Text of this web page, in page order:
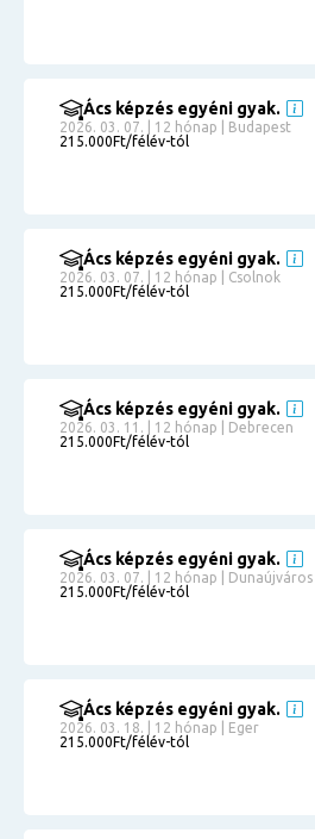
Ács képzés egyéni gyak.
2026. 03. 07. | 12 hónap | Budapest
215.000Ft/félév-tól
Ács képzés egyéni gyak.
2026. 03. 07. | 12 hónap | Csolnok
215.000Ft/félév-tól
Ács képzés egyéni gyak.
2026. 03. 11. | 12 hónap | Debrecen
215.000Ft/félév-tól
Ács képzés egyéni gyak.
2026. 03. 07. | 12 hónap | Dunaújváros
215.000Ft/félév-tól
Ács képzés egyéni gyak.
2026. 03. 18. | 12 hónap | Eger
215.000Ft/félév-tól